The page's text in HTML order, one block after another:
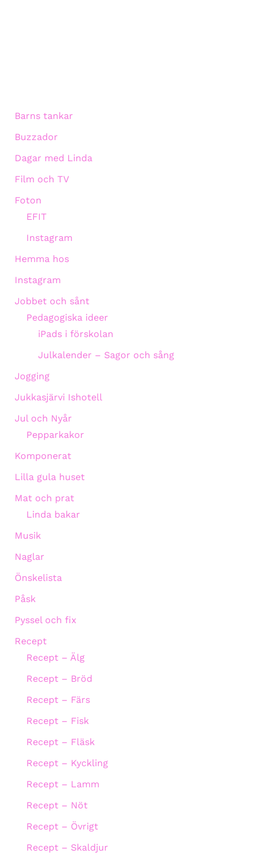
Barns tankar
Buzzador
Dagar med Linda
Film och TV
Foton
EFIT
Instagram
Hemma hos
Instagram
Jobbet och sånt
Pedagogiska ideer
iPads i förskolan
Julkalender – Sagor och sång
Jogging
Jukkasjärvi Ishotell
Jul och Nyår
Pepparkakor
Komponerat
Lilla gula huset
Mat och prat
Linda bakar
Musik
Naglar
Önskelista
Påsk
Pyssel och fix
Recept
Recept – Älg
Recept – Bröd
Recept – Färs
Recept – Fisk
Recept – Fläsk
Recept – Kyckling
Recept – Lamm
Recept – Nöt
Recept – Övrigt
Recept – Skaldjur